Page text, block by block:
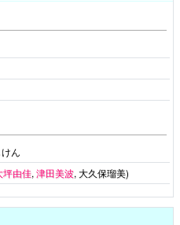
ん
坪由佳, 津田美波, 大久保瑠美)